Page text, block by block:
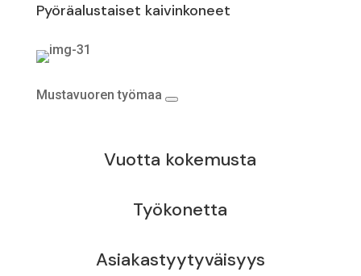
Pyöräalustaiset kaivinkoneet
Mustavuoren työmaa
Vuotta kokemusta
Työkonetta
Asiakastyytyväisyys